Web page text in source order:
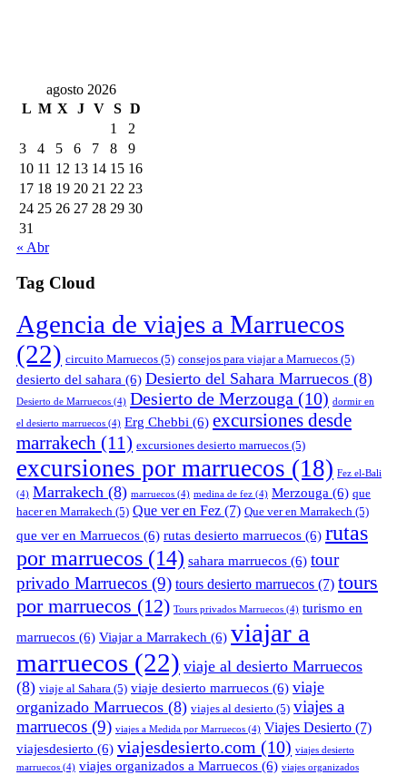
agosto 2026
L M X J V S D
1
2
3
4 5 6 7 8
9
10 11 12 13 14 15 16
17 18 19 20 21 22 23
24 25 26 27 28 29 30
31
« Abr
Tag Cloud
Agencia de viajes a Marruecos
(22) circuito Marruecos (5) consejos para viajar a Marruecos (5)
desierto del sahara (6) Desierto del Sahara Marruecos (8)
Desierto de Marruecos (4) Desierto de Merzouga (10) dormir en
el desierto marruecos (4) Erg Chebbi (6) excursiones desde
marrakech (11) excursiones desierto marruecos (5)
excursiones por marruecos (18) Fez el-Bali
(4) Marrakech (8) marruecos (4) medina de fez (4) Merzouga (6) que
hacer en Marrakech (5) Que ver en Fez (7) Que ver en Marrakech (5)
que ver en Marruecos (6) rutas desierto marruecos (6) rutas
por marruecos (14) sahara marruecos (6) tour
privado Marruecos (9) tours desierto marruecos (7) tours
por marruecos (12) Tours privados Marruecos (4) turismo en
marruecos (6) Viajar a Marrakech (6) viajar a
marruecos (22) viaje al desierto Marruecos
(8) viaje al Sahara (5) viaje desierto marruecos (6) viaje
organizado Marruecos (8) viajes al desierto (5) viajes a
marruecos (9) viajes a Medida por Marruecos (4) Viajes Desierto (7)
viajesdesierto (6) viajesdesierto.com (10) viajes desierto
marruecos (4) viajes organizados a Marruecos (6) viajes organizados